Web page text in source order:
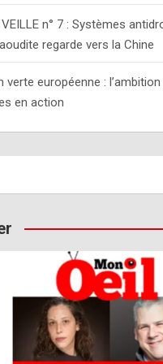
VEILLE n° 7 : Systèmes
regarde vers la Chine
verte européenne :
en action